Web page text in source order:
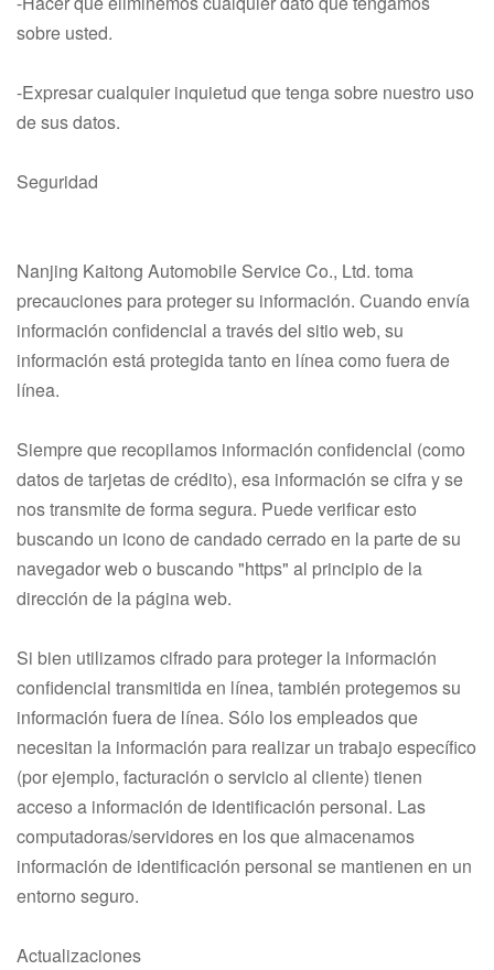
sobre usted.
-Expresar cualquier inquietud que tenga sobre nuestro uso
de sus datos.
Seguridad
Nanjing Kaitong Automobile Service Co., Ltd. toma
precauciones para proteger su información. Cuando envía
información confidencial a través del sitio web, su
información está protegida tanto en línea como fuera de
línea.
Siempre que recopilamos información confidencial (como
datos de tarjetas de crédito), esa información se cifra y se
nos transmite de forma segura. Puede verificar esto
buscando un icono de candado cerrado en la parte de su
navegador web o buscando "https" al principio de la
dirección de la página web.
Si bien utilizamos cifrado para proteger la información
confidencial transmitida en línea, también protegemos su
información fuera de línea. Sólo los empleados que
necesitan la información para realizar un trabajo específico
(por ejemplo, facturación o servicio al cliente) tienen
acceso a información de identificación personal. Las
computadoras/servidores en los que almacenamos
información de identificación personal se mantienen en un
entorno seguro.
Actualizaciones